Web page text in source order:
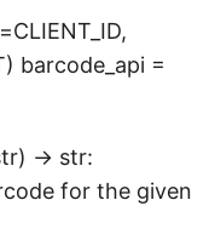
barcode_api =
-> str:
for the given